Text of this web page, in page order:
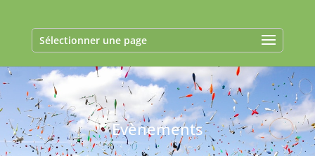
Sélectionner une page
Evènements